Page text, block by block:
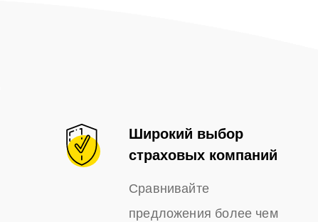
Широкий выбор
страховых компаний
Сравнивайте
предложения более чем